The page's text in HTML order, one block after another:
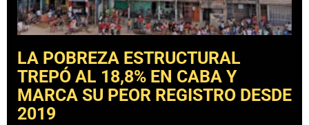
LA POBREZA ESTRUCTURAL
TREPÓ AL 18,8% EN CABA Y
MARCA SU PEOR REGISTRO DESDE
2019